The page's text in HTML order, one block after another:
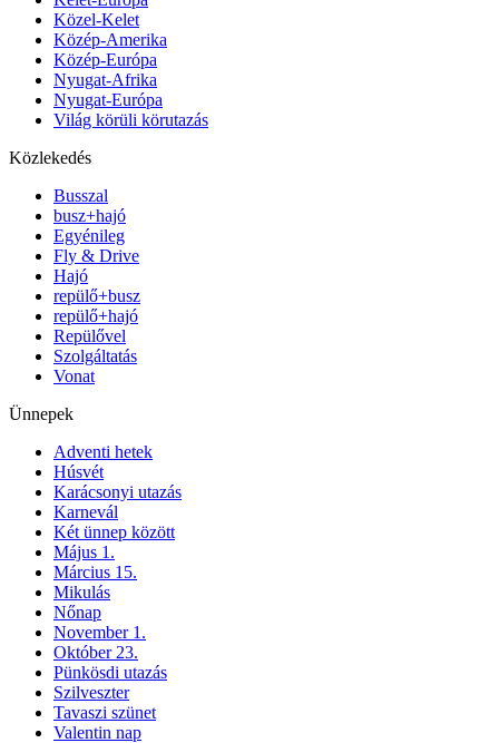
Közel-Kelet
Közép-Amerika
Közép-Európa
Nyugat-Afrika
Nyugat-Európa
Világ körüli körutazás
Közlekedés
Busszal
busz+hajó
Egyénileg
Fly & Drive
Hajó
repülő+busz
repülő+hajó
Repülővel
Szolgáltatás
Vonat
Ünnepek
Adventi hetek
Húsvét
Karácsonyi utazás
Karnevál
Két ünnep között
Május 1.
Március 15.
Mikulás
Nőnap
November 1.
Október 23.
Pünkösdi utazás
Szilveszter
Tavaszi szünet
Valentin nap